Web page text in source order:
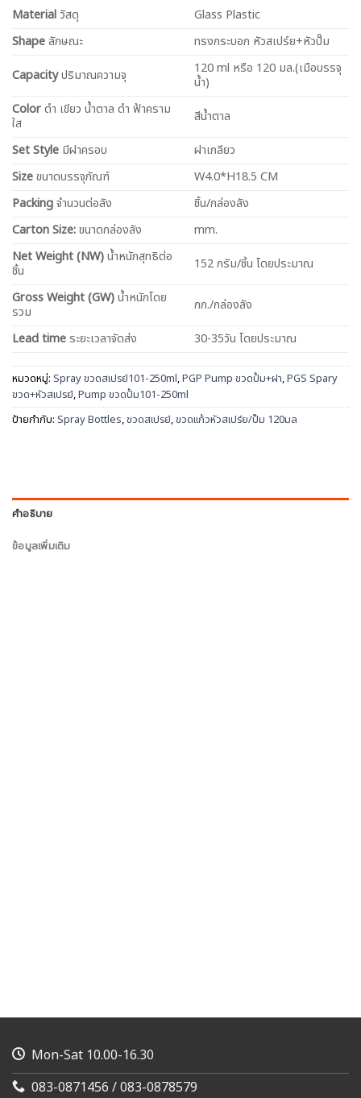
Material วัสดุ
Glass Plastic
Shapeลักษณะ
ทรงกระบอก หัวสเปร์ย+หัวปั๊ม
Capacityปริมาณความจุ
120 ml หรือ 120 มล.(เมือบรรจุ
น้ำ)
Colorดำ เขียว น้ำตาล ดำ ฟ้าคราม
ใส
สีน้ำตาล
Set Style มีฝาครอบ
ฝาเกลียว
Sizeขนาดบรรจุภัณฑ์
W4.0*H18.5 CM
Packingจำนวนต่อลัง
ชิ้น/กล่องลัง
Carton Size:ขนาดกล่องลัง
mm.
NetWeight (NW)น้ำหนักสุทธิต่อ
ชิ้น
152 กรัม/ชิ้น โดยประมาณ
Gross Weight (GW)น้ำหนักโดย
รวม
กก./กล่องลัง
Lead time ระยะเวลาจัดส่ง 30-35วัน โดยประมาณ
หมวดหมู่: Spray ขวดสเปรย์101-250ml,PGP Pump ขวดปั้ม+ฝา,PGS Spary
ขวด+หัวสเปรย์,Pump ขวดปั้ม101-250ml
ป้ายกำกับ: Spray Bottles,ขวดสเปรย์,ขวดแก้วหัวสเปร์ย/ปั๊ม 120มล
คำอธิบาย
ข้อมูลเพิ่มเติม
Mon-Sat 10.00-16.30
083-0871456 / 083-0878579